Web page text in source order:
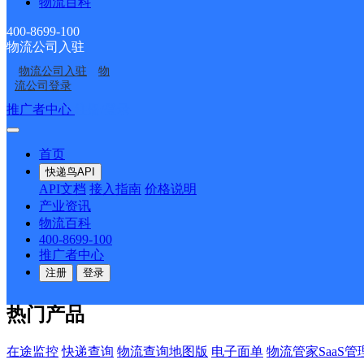
400-8699-100
物流公司入驻
物流公司入驻
物
流公司登录
推广者中心
首页
快递鸟API
API文档 接入指南 价格说明
产业资讯
物流百科
400-8699-100
推广者中心
注册 登录
热门产品
在途监控 快递查询 物流查询地图版 电子面单 物流管家SaaS管